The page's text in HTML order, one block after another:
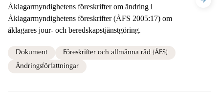
Åklagarmyndighetens föreskrifter om ändring i
Åklagarmyndighetens föreskrifter (ÅFS 2005:17) om
åklagares jour- och beredskapstjänstgöring.
Dokument
Föreskrifter och allmänna råd (ÅFS)
Ändringsförfattningar